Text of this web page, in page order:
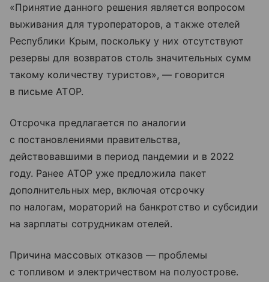
«Принятие данного решения является вопросом
выживания для туроператоров, а также отелей
Республики Крым, поскольку у них отсутствуют
резервы для возвратов столь значительных сумм
такому количеству туристов», — говорится
в письме АТОР.
Отсрочка предлагается по аналогии
с постановлениями правительства,
действовавшими в период пандемии и в 2022
году. Ранее АТОР уже предложила пакет
дополнительных мер, включая отсрочку
по налогам, мораторий на банкротство и субсидии
на зарплаты сотрудникам отелей.
Причина массовых отказов — проблемы
с топливом и электричеством на полуострове.